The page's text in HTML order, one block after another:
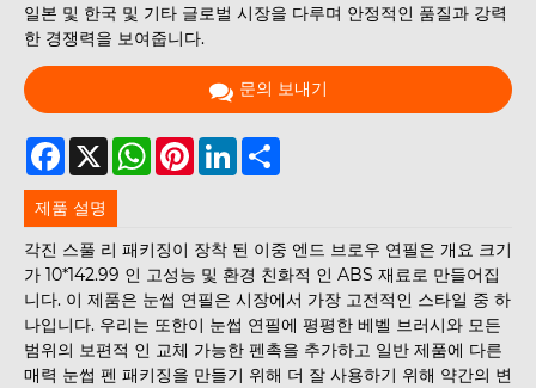
일본 및 한국 및 기타 글로벌 시장을 다루며 안정적인 품질과 강력
한 경쟁력을 보여줍니다.
문의 보내기
Facebook
X WhatsAppPinterestLinkedIn
제품 설명
각진 스풀 리 패키징이 장착 된 이중 엔드 브로우 연필은 개요 크기
가 10*142.99 인 고성능 및 환경 친화적 인 ABS 재료로 만들어집
니다. 이 제품은 눈썹 연필은 시장에서 가장 고전적인 스타일 중 하
나입니다. 우리는 또한이 눈썹 연필에 평평한 베벨 브러시와 모든
범위의 보편적 인 교체 가능한 펜촉을 추가하고 일반 제품에 다른
매력 눈썹 펜 패키징을 만들기 위해 더 잘 사용하기 위해 약간의 변